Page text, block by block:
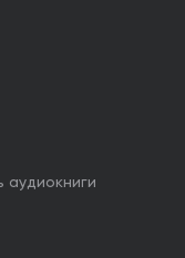
аудиокниги